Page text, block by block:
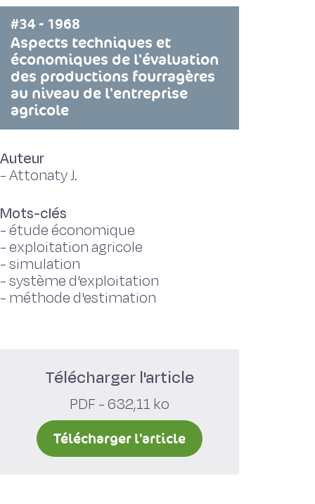
#34 - 1968
Aspects techniques et
économiques de l'évaluation
des productions fourragères
au niveau de l'entreprise
agricole
Auteur
-Attonaty J.
Mots-clés
-étude économique
-exploitation agricole
-simulation
-système d'exploitation
- méthode d'estimation
Télécharger l'article
PDF - 632,11 ko
Télécharger l'article